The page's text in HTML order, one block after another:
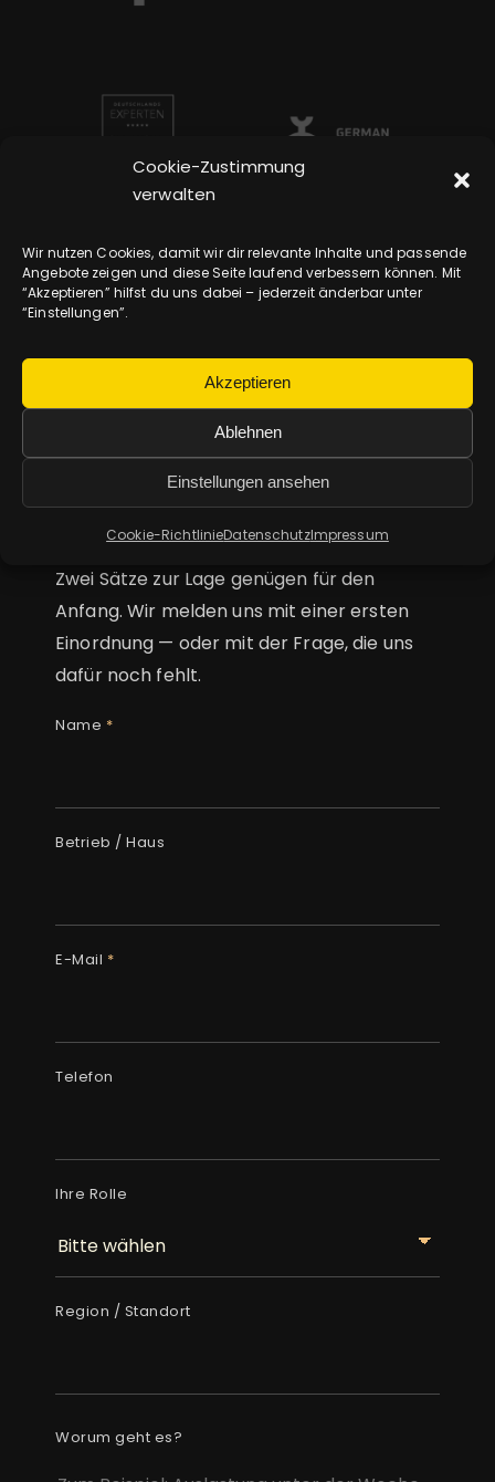
Cookie-Zustimmung
verwalten
Wir nutzen Cookies, damit wir dir relevante Inhalte und passende
Angebote zeigen und diese Seite laufend verbessern können. Mit
“Akzeptieren” hilfst du uns dabei – jederzeit änderbar unter
“Einstellungen”.
Akzeptieren
Ablehnen
Einstellungen ansehen
Cookie-RichtlinieDatenschutzImpressum
Sagen Sie uns, worum es
geht.
Zwei Sätze zur Lage genügen für den
Anfang. Wir melden uns mit einer ersten
Einordnung — oder mit der Frage, die uns
dafür noch fehlt.
Name *
Betrieb / Haus
E-Mail *
Telefon
Ihre Rolle
Region / Standort
Worum geht es?